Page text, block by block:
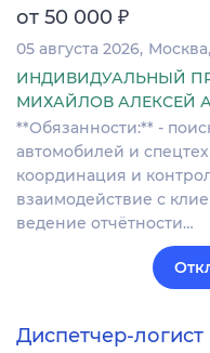
от 50 000 ₽
05 августа 2026 Москва
ИНДИВИДУАЛЬНЫЙ
МИХАЙЛОВ АЛЕКСЕЙ
**Обязанности:** -
автомобилей и
координация и
взаимодействие с
ведение отчётности…
Диспетчер-логист